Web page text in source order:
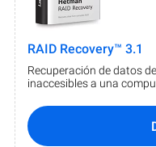
RAID Recovery™ 3.1
Recuperación de datos
inaccesibles a una